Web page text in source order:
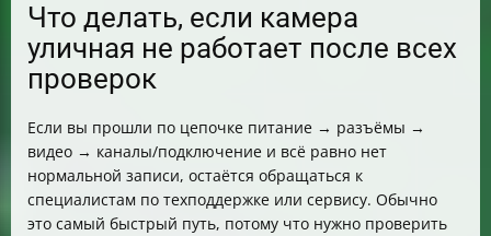
Что делать, если камера
уличная не работает после всех
проверок
Если вы прошли по цепочке питание → разъёмы →
видео → каналы/подключение и всё равно нет
нормальной записи, остаётся обращаться к
специалистам по техподдержке или сервису. Обычно
это самый быстрый путь, потому что нужно проверить